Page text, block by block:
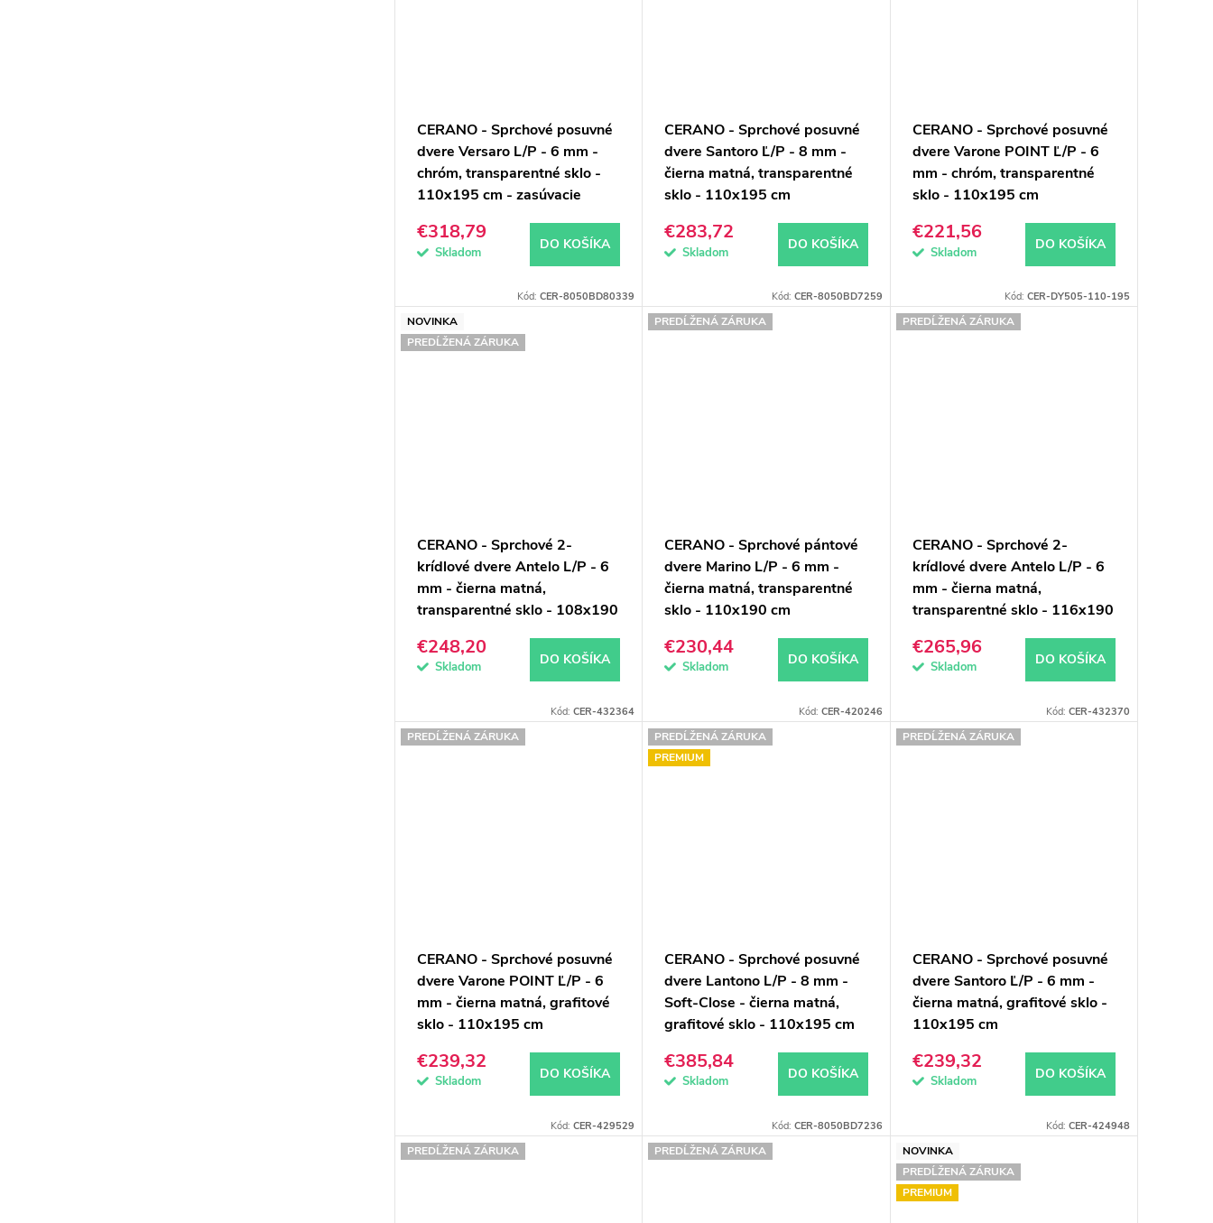
CERANO - Sprchové posuvné
dvere Versaro L/P - 6 mm -
chróm, transparentné sklo -
110x195 cm - zasúvacie
€318,79
Skladom DO KOŠÍKA
Kód:CER-8050BD80339
CERANO - Sprchové posuvné
dvere Santoro Ľ/P - 8 mm -
čierna matná, transparentné
sklo - 110x195 cm
€283,72
Skladom DO KOŠÍKA
Kód: CER-8050BD7259
CERANO - Sprchové posuvné
dvere Varone POINT Ľ/P - 6
mm - chróm, transparentné
sklo - 110x195 cm
€221,56
Skladom DO KOŠÍKA
Kód: CER-DY505-110-195
NOVINKA
PREDĹŽENÁ ZÁRUKA
CERANO - Sprchové 2-
krídlové dvere Antelo L/P - 6
mm - čierna matná,
transparentné sklo - 108x190
€248,20
Skladom DO KOŠÍKA
Kód:CER-432364
PREDĹŽENÁ ZÁRUKA
CERANO - Sprchové pántové
dvere Marino L/P - 6 mm -
čierna matná, transparentné
sklo - 110x190 cm
€230,44
Skladom DO KOŠÍKA
Kód: CER-420246
PREDĹŽENÁ ZÁRUKA
CERANO - Sprchové 2-
krídlové dvere Antelo L/P - 6
mm - čierna matná,
transparentné sklo - 116x190
€265,96
Skladom DO KOŠÍKA
Kód: CER-432370
PREDĹŽENÁ ZÁRUKA
CERANO - Sprchové posuvné
dvere Varone POINT Ľ/P - 6
mm - čierna matná, grafitové
sklo - 110x195 cm
€239,32
Skladom DO KOŠÍKA
Kód:CER-429529
PREDĹŽENÁ ZÁRUKA
PREMIUM
CERANO - Sprchové posuvné
dvere Lantono L/P - 8 mm -
Soft-Close - čierna matná,
grafitové sklo - 110x195 cm
€385,84
Skladom DO KOŠÍKA
Kód: CER-8050BD7236
PREDĹŽENÁ ZÁRUKA
CERANO - Sprchové posuvné
dvere Santoro Ľ/P - 6 mm -
čierna matná, grafitové sklo -
110x195 cm
€239,32
Skladom DO KOŠÍKA
Kód: CER-424948
PREDĹŽENÁ ZÁRUKA PREDĹŽENÁ ZÁRUKA
NOVINKA
PREDĹŽENÁ ZÁRUKA
PREMIUM